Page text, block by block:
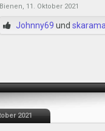
Bienen, 11. Oktober 2021
Johnny69 und
2021